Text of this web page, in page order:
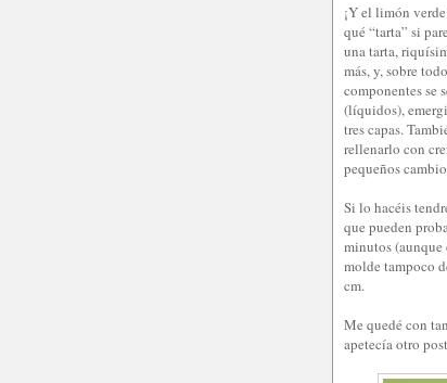
¡Y el limón
qué “tarta” si
una tarta,
más, y, sobre
componentes se
(líquidos),
tres capas.
rellenarlo con
pequeños
Si lo hacéis
que pueden
minutos (aunque
molde tampoco
cm.
Me quedé con
apetecía otro